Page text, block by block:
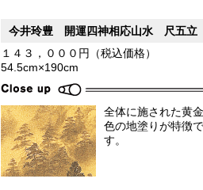
今井玲豊 開運四神相応山水 尺五立
１４３，０００円（税込価格）
54.5cm×190cm
全体に施された黄金
色の地塗りが特徴で
す。